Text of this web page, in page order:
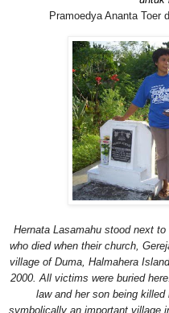
Pramoedya Ananta Toer
Hernata Lasamahu stood next
who died when their church,
village of Duma, Halmahera
2000. All victims were buried
law and her son being
symbolically an important village